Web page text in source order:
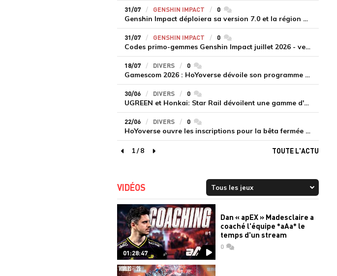
31/07 GENSHIN IMPACT 0commentaires
Genshin Impact déploiera sa version 7.0 et la région de Snezhnaya le 12 août
31/07 GENSHIN IMPACT 0commentaires
Codes primo-gemmes Genshin Impact juillet 2026 - version 7.0
18/07 DIVERS 0commentaires
Gamescom 2026 : HoYoverse dévoile son programme et présente deux nouveaux jeux inédits
30/06 DIVERS 0commentaires
UGREEN et Honkai: Star Rail dévoilent une gamme d'accessoires de recharge en édition limitée
22/06 DIVERS 0commentaires
HoYoverse ouvre les inscriptions pour la bêta fermée de Honkai : Nexus Anima
page précédente
1/8
page suivante
TOUTE L'ACTU
VIDÉOS
01:28:47
Dan « apEX » Madesclaire a
coaché l'équipe *aAa* le
temps d'un stream
0commentaires